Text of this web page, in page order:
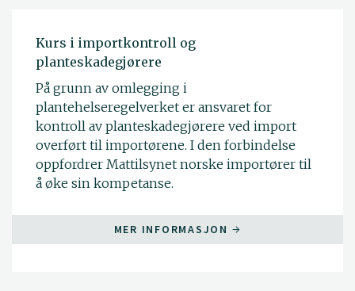
Kurs i importkontroll og
planteskadegjørere
På grunn av omlegging i
plantehelseregelverket er ansvaret for
kontroll av planteskadegjørere ved import
overført til importørene. I den forbindelse
oppfordrer Mattilsynet norske importører til
å øke sin kompetanse.
MER INFORMASJON